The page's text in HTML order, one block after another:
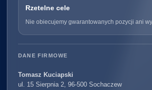
Rzetelne cele
Nie obiecujemy gwarantowanych pozycji ani
DANE FIRMOWE
Tomasz Kuciapski
ul. 15 Sierpnia 2, 96-500 Sochaczew